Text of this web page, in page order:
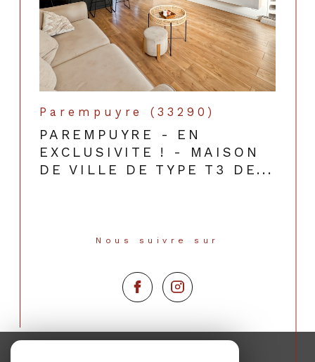
Parempuyre (33290)
PAREMPUYRE - EN
EXCLUSIVITE ! - MAISON
DE VILLE DE TYPE T3 DE...
Nous suivre sur